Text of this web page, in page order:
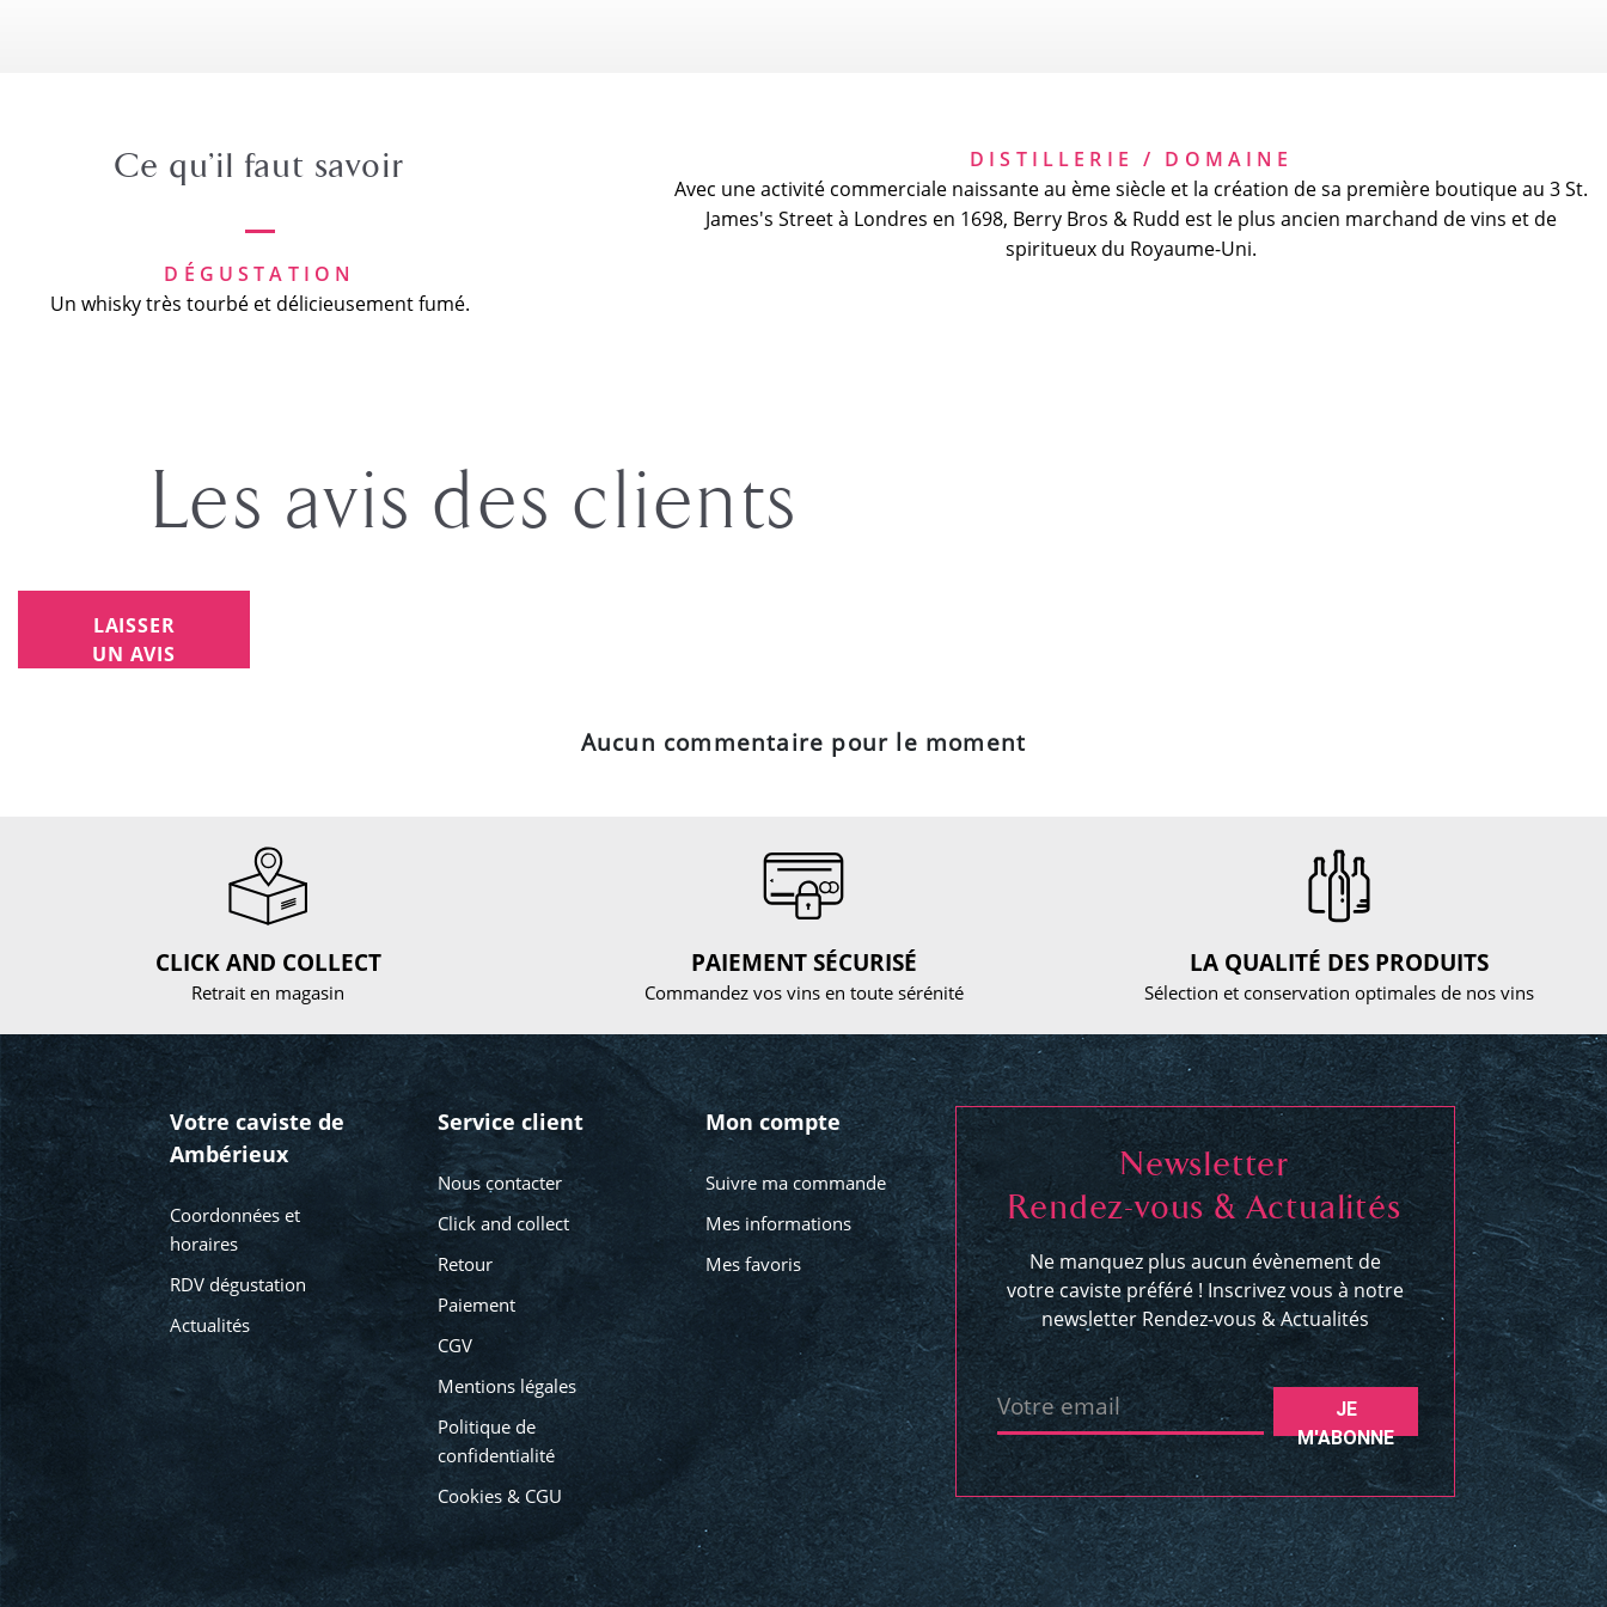
Ce qu’il faut savoir
DÉGUSTATION
Un whisky très tourbé et délicieusement fumé.
DISTILLERIE / DOMAINE
Avec une activité commerciale naissante au ème siècle et la création de sa première boutique au 3 St.
James's Street à Londres en 1698, Berry Bros & Rudd est le plus ancien marchand de vins et de
spiritueux du Royaume-Uni.
Les avis des clients
LAISSER
UN AVIS
Aucun commentaire pour le moment
CLICK AND COLLECT
Retrait en magasin
PAIEMENT SÉCURISÉ
Commandez vos vins en toute sérénité
LA QUALITÉ DES PRODUITS
Sélection et conservation optimales de nos vins
Votre caviste de
Ambérieux
Coordonnées et
horaires
RDV dégustation
Actualités
Service client
Nous contacter
Click and collect
Retour
Paiement
CGV
Mentions légales
Politique de
confidentialité
Cookies & CGU
Mon compte
Suivre ma commande
Mes informations
Mes favoris
Newsletter
Rendez-vous & Actualités
Ne manquez plus aucun évènement de
votre caviste préféré ! Inscrivez vous à notre
newsletter Rendez-vous & Actualités
Votre email
JE
M'ABONNE